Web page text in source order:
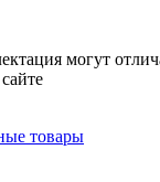
могут
товары